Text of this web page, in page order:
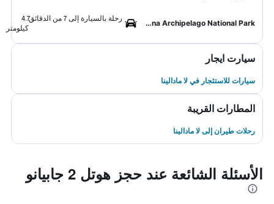
Maddalena Archipelago National Park
رحلة بالسيارة إلى 7 من الدقائق
4.7
كيلومتر
سيارت ايجار
سيارات للاستئجار في لا مادالينا
المطارات القريبة
رحلات طيران إلى لا مادالينا
الأسئلة الشائعة عند حجز هوتل 2 جابيانو